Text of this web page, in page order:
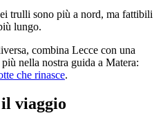
trulli sono più a nord, ma fattibili
lungo.
combina Lecce con una
nella nostra guida a Matera:
che rinasce.
viaggio